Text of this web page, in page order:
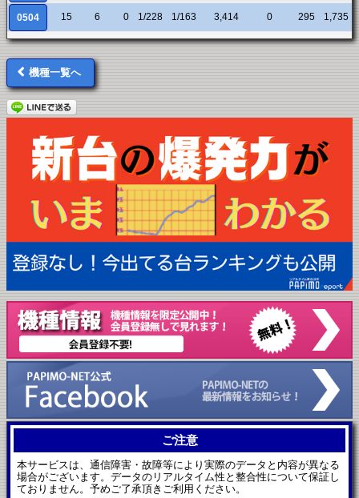
0504 15 6 0 1/228 1/163 3,414 0 295 1,735
機種一覧へ
ご注意
本サービスは、通信障害・故障等により実際のデータと内容が異なる
場合がございます。データのリアルタイム性と整合性について保証し
ておりません。予めご了承頂きご利用ください。